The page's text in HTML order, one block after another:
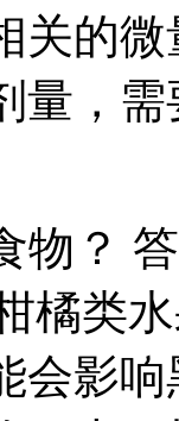
关的
量，
物？
橘类
会影